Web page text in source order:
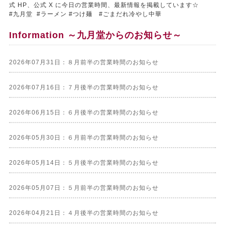
式 HP、公式 X に今日の営業時間、最新情報を掲載しています☆
#九月堂 #ラーメン #つけ麺 #ごまだれ冷やし中華
Information ～九月堂からのお知らせ～
2026年07月31日：８月前半の営業時間のお知らせ
2026年07月16日：７月後半の営業時間のお知らせ
2026年06月15日：６月後半の営業時間のお知らせ
2026年05月30日：６月前半の営業時間のお知らせ
2026年05月14日：５月後半の営業時間のお知らせ
2026年05月07日：５月前半の営業時間のお知らせ
2026年04月21日：４月後半の営業時間のお知らせ